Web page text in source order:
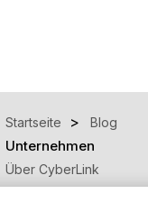
Startseite Blog
Unternehmen
Über CyberLink